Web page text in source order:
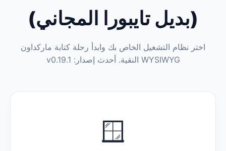
(بديل تايبورا المجاني)
اختر نظام التشغيل الخاص بك وابدأ رحلة كتابة ماركداون
WYSIWYG النقية. أحدث إصدار: v0.19.1
🪟